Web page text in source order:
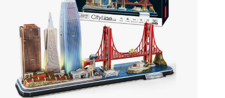
ماوس
تجهیزات شبکه و
هارد دیسک اکسترنال
کتاب، لوازم تحریر و هنر
اسباب بازی